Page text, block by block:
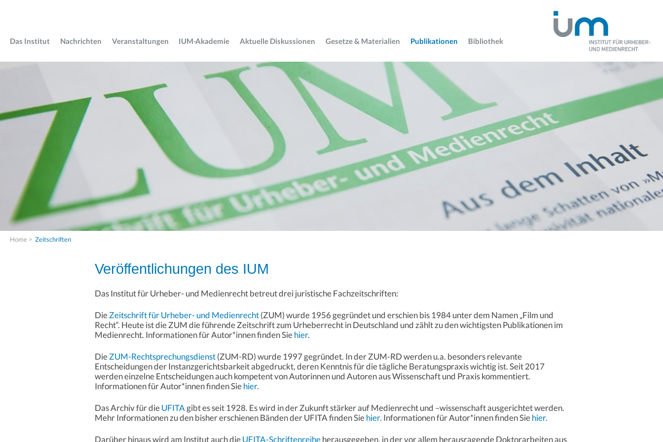
Das Institut Nachrichten Veranstaltungen IUM-Akademie Aktuelle Diskussionen Gesetze & Materialien Publikationen Bibliothek
Home > Zeitschriften
Veröffentlichungen des IUM
Das Institut für Urheber- und Medienrecht betreut drei juristische Fachzeitschriften:
DieZeitschrift für Urheber- und Medienrecht(ZUM) wurde 1956 gegründet und erschien bis 1984 unter dem Namen „Film und
Recht“. Heute ist die ZUM die führende Zeitschrift zum Urheberrecht in Deutschland und zählt zu den wichtigsten Publikationen im
Medienrecht. Informationen für Autor*innen finden Siehier.
DieZUM-Rechtsprechungsdienst(ZUM-RD) wurde 1997 gegründet. In der ZUM-RD werden u.a. besonders relevante
Entscheidungen der Instanzgerichtsbarkeit abgedruckt, deren Kenntnis für die tägliche Beratungspraxis wichtig ist. Seit 2017
werden einzelne Entscheidungen auch kompetent von Autorinnen und Autoren aus Wissenschaft und Praxis kommentiert.
Informationen für Autor*innen finden Siehier.
Das Archiv für dieUFITA gibt es seit 1928. Es wird in der Zukunft stärker auf Medienrecht und –wissenschaft ausgerichtet werden.
Mehr Informationen zu den bisher erschienen Bänden der UFITA finden Siehier. Informationen für Autor*innen finden Siehier.
Darüber hinaus wird am Institut auch dieUFITA-Schriftenreiheherausgegeben, in der vor allem herausragende Doktorarbeiten aus